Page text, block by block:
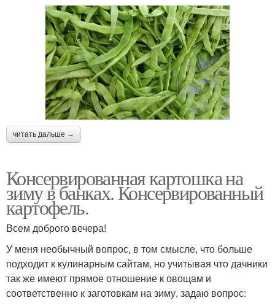
читать дальше →
Консервированная картошка на
зиму в банках. Консервированный
картофель.
Всем доброго вечера!
У меня необычный вопрос, в том смысле, что больше
подходит к кулинарным сайтам, но учитывая что дачники
так же имеют прямое отношение к овощам и
соответственно к заготовкам на зиму, задаю вопрос: